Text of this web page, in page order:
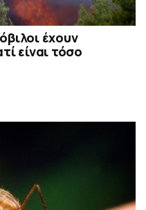
έχουν
είναι τόσο